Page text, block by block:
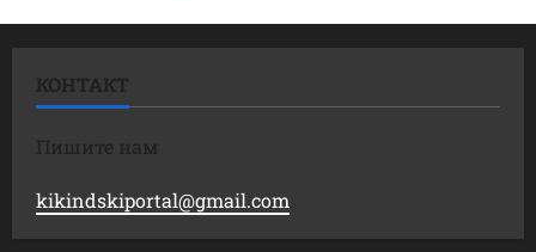
КОНТАКТ
Пишите нам
kikindskiportal@gmail.com